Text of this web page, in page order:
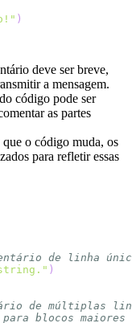
)
deve ser breve,
a mensagem.
código pode ser
as partes
o código muda, os
para refletir essas
de linha
string." )